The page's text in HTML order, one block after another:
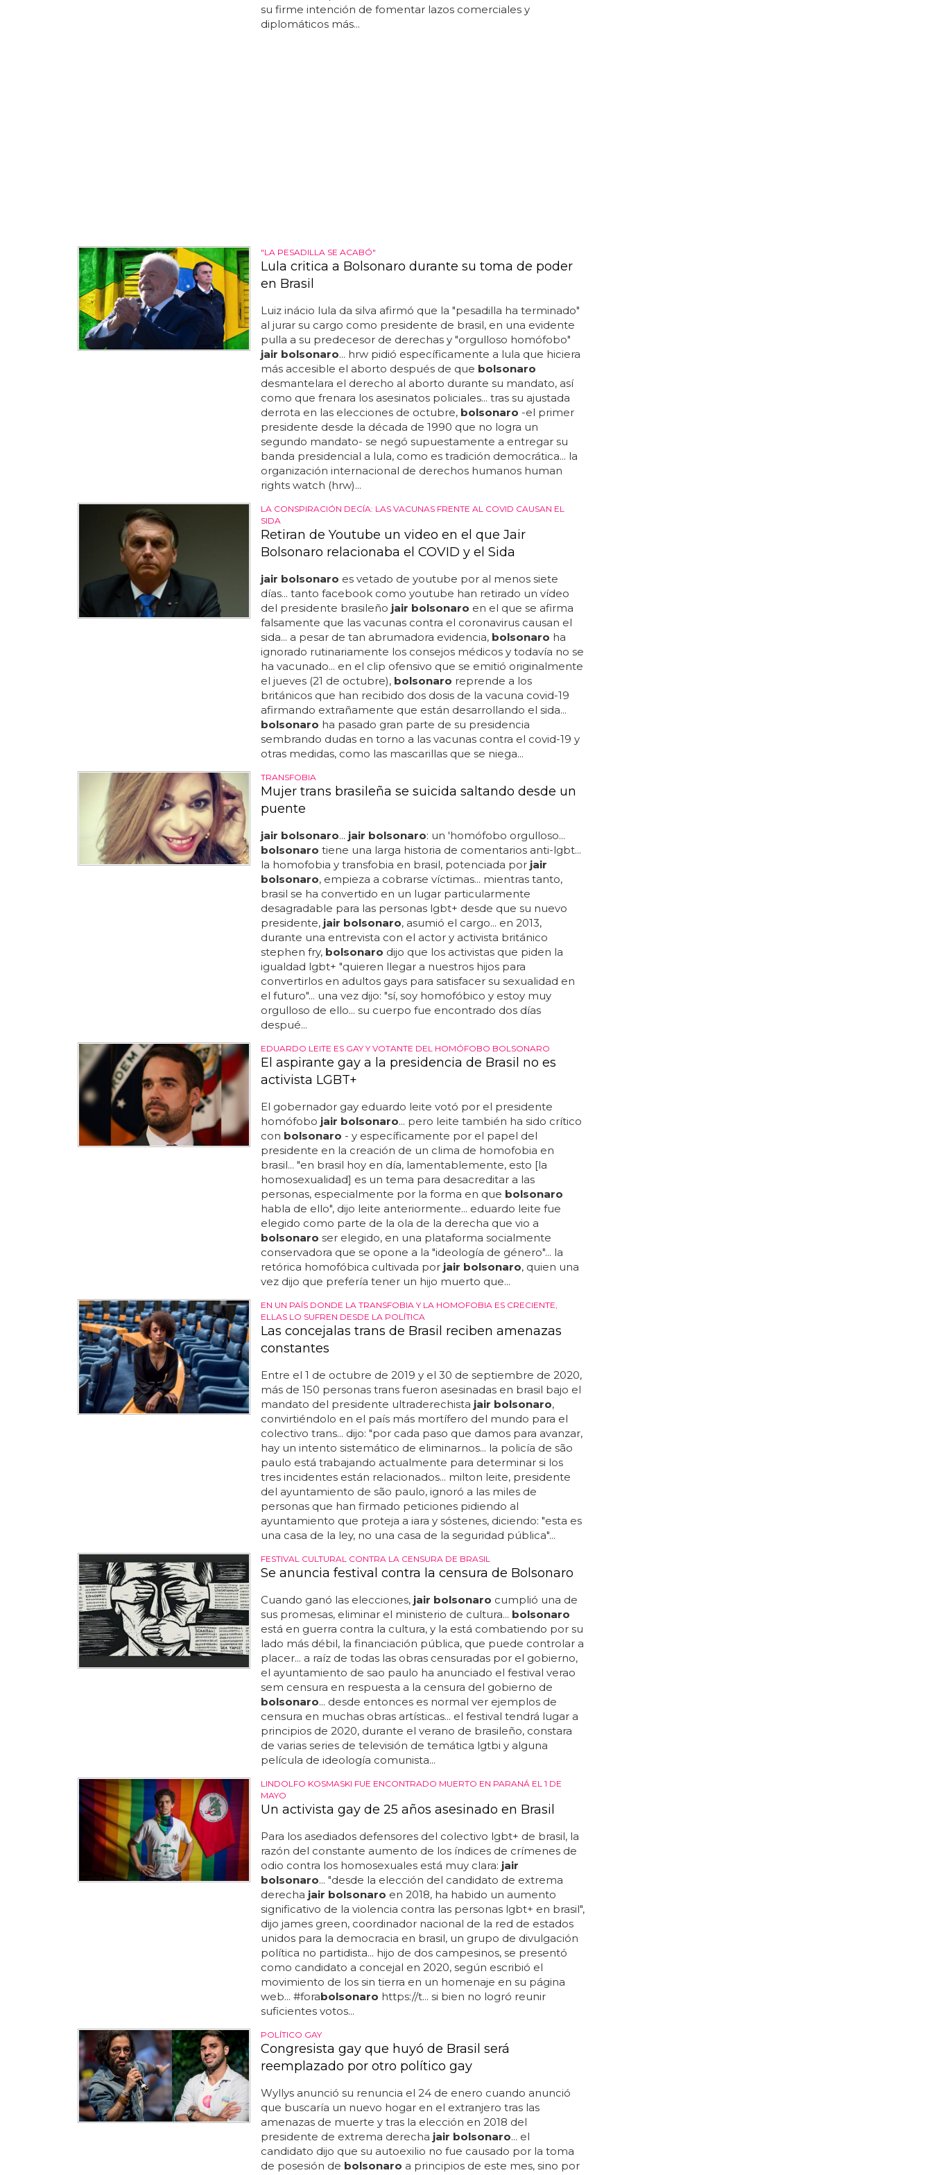
su firme intención de fomentar lazos comerciales y
diplomáticos más...
"LA PESADILLA SE ACABÓ"
Lula critica a Bolsonaro durante su toma de poder
en Brasil
Luiz inácio lula da silva afirmó que la "pesadilla ha terminado"
al jurar su cargo como presidente de brasil, en una evidente
pulla a su predecesor de derechas y "orgulloso homófobo"
jair bolsonaro... hrw pidió específicamente a lula que hiciera
más accesible el aborto después de que bolsonaro
desmantelara el derecho al aborto durante su mandato, así
como que frenara los asesinatos policiales... tras su ajustada
derrota en las elecciones de octubre, bolsonaro -el primer
presidente desde la década de 1990 que no logra un
segundo mandato- se negó supuestamente a entregar su
banda presidencial a lula, como es tradición democrática... la
organización internacional de derechos humanos human
rights watch (hrw)...
LA CONSPIRACIÓN DECÍA: LAS VACUNAS FRENTE AL COVID CAUSAN EL
SIDA
Retiran de Youtube un video en el que Jair
Bolsonaro relacionaba el COVID y el Sida
jair bolsonaro es vetado de youtube por al menos siete
días... tanto facebook como youtube han retirado un vídeo
del presidente brasileño jair bolsonaro en el que se afirma
falsamente que las vacunas contra el coronavirus causan el
sida... a pesar de tan abrumadora evidencia, bolsonaro ha
ignorado rutinariamente los consejos médicos y todavía no se
ha vacunado... en el clip ofensivo que se emitió originalmente
el jueves (21 de octubre), bolsonaro reprende a los
británicos que han recibido dos dosis de la vacuna covid-19
afirmando extrañamente que están desarrollando el sida...
bolsonaro ha pasado gran parte de su presidencia
sembrando dudas en torno a las vacunas contra el covid-19 y
otras medidas, como las mascarillas que se niega...
TRANSFOBIA
Mujer trans brasileña se suicida saltando desde un
puente
jair bolsonaro... jair bolsonaro: un 'homófobo orgulloso...
bolsonaro tiene una larga historia de comentarios anti-lgbt...
la homofobia y transfobia en brasil, potenciada por jair
bolsonaro, empieza a cobrarse víctimas... mientras tanto,
brasil se ha convertido en un lugar particularmente
desagradable para las personas lgbt+ desde que su nuevo
presidente, jair bolsonaro, asumió el cargo... en 2013,
durante una entrevista con el actor y activista británico
stephen fry, bolsonaro dijo que los activistas que piden la
igualdad lgbt+ "quieren llegar a nuestros hijos para
convertirlos en adultos gays para satisfacer su sexualidad en
el futuro"... una vez dijo: "sí, soy homofóbico y estoy muy
orgulloso de ello... su cuerpo fue encontrado dos días
despué...
EDUARDO LEITE ES GAY Y VOTANTE DEL HOMÓFOBO BOLSONARO
El aspirante gay a la presidencia de Brasil no es
activista LGBT+
El gobernador gay eduardo leite votó por el presidente
homófobo jair bolsonaro... pero leite también ha sido crítico
con bolsonaro - y específicamente por el papel del
presidente en la creación de un clima de homofobia en
brasil... "en brasil hoy en día, lamentablemente, esto [la
homosexualidad] es un tema para desacreditar a las
personas, especialmente por la forma en que bolsonaro
habla de ello", dijo leite anteriormente... eduardo leite fue
elegido como parte de la ola de la derecha que vio a
bolsonaro ser elegido, en una plataforma socialmente
conservadora que se opone a la "ideología de género"... la
retórica homofóbica cultivada por jair bolsonaro, quien una
vez dijo que prefería tener un hijo muerto que...
EN UN PAÍS DONDE LA TRANSFOBIA Y LA HOMOFOBIA ES CRECIENTE,
ELLAS LO SUFREN DESDE LA POLÍTICA
Las concejalas trans de Brasil reciben amenazas
constantes
Entre el 1 de octubre de 2019 y el 30 de septiembre de 2020,
más de 150 personas trans fueron asesinadas en brasil bajo el
mandato del presidente ultraderechista jair bolsonaro,
convirtiéndolo en el país más mortífero del mundo para el
colectivo trans... dijo: "por cada paso que damos para avanzar,
hay un intento sistemático de eliminarnos... la policía de são
paulo está trabajando actualmente para determinar si los
tres incidentes están relacionados... milton leite, presidente
del ayuntamiento de são paulo, ignoró a las miles de
personas que han firmado peticiones pidiendo al
ayuntamiento que proteja a iara y sóstenes, diciendo: "esta es
una casa de la ley, no una casa de la seguridad pública"...
FESTIVAL CULTURAL CONTRA LA CENSURA DE BRASIL
Se anuncia festival contra la censura de Bolsonaro
Cuando ganó las elecciones, jair bolsonaro cumplió una de
sus promesas, eliminar el ministerio de cultura... bolsonaro
está en guerra contra la cultura, y la está combatiendo por su
lado más débil, la financiación pública, que puede controlar a
placer... a raíz de todas las obras censuradas por el gobierno,
el ayuntamiento de sao paulo ha anunciado el festival verao
sem censura en respuesta a la censura del gobierno de
bolsonaro... desde entonces es normal ver ejemplos de
censura en muchas obras artísticas... el festival tendrá lugar a
principios de 2020, durante el verano de brasileño, constara
de varias series de televisión de temática lgtbi y alguna
película de ideología comunista...
LINDOLFO KOSMASKI FUE ENCONTRADO MUERTO EN PARANÁ EL 1 DE
MAYO
Un activista gay de 25 años asesinado en Brasil
Para los asediados defensores del colectivo lgbt+ de brasil, la
razón del constante aumento de los índices de crímenes de
odio contra los homosexuales está muy clara: jair
bolsonaro... "desde la elección del candidato de extrema
derecha jair bolsonaro en 2018, ha habido un aumento
significativo de la violencia contra las personas lgbt+ en brasil",
dijo james green, coordinador nacional de la red de estados
unidos para la democracia en brasil, un grupo de divulgación
política no partidista... hijo de dos campesinos, se presentó
como candidato a concejal en 2020, según escribió el
movimiento de los sin tierra en un homenaje en su página
web... #forabolsonaro https://t... si bien no logró reunir
suficientes votos...
POLÍTICO GAY
Congresista gay que huyó de Brasil será
reemplazado por otro político gay
Wyllys anunció su renuncia el 24 de enero cuando anunció
que buscaría un nuevo hogar en el extranjero tras las
amenazas de muerte y tras la elección en 2018 del
presidente de extrema derecha jair bolsonaro... el
candidato dijo que su autoexilio no fue causado por la toma
de posesión de bolsonaro a principios de este mes, sino por